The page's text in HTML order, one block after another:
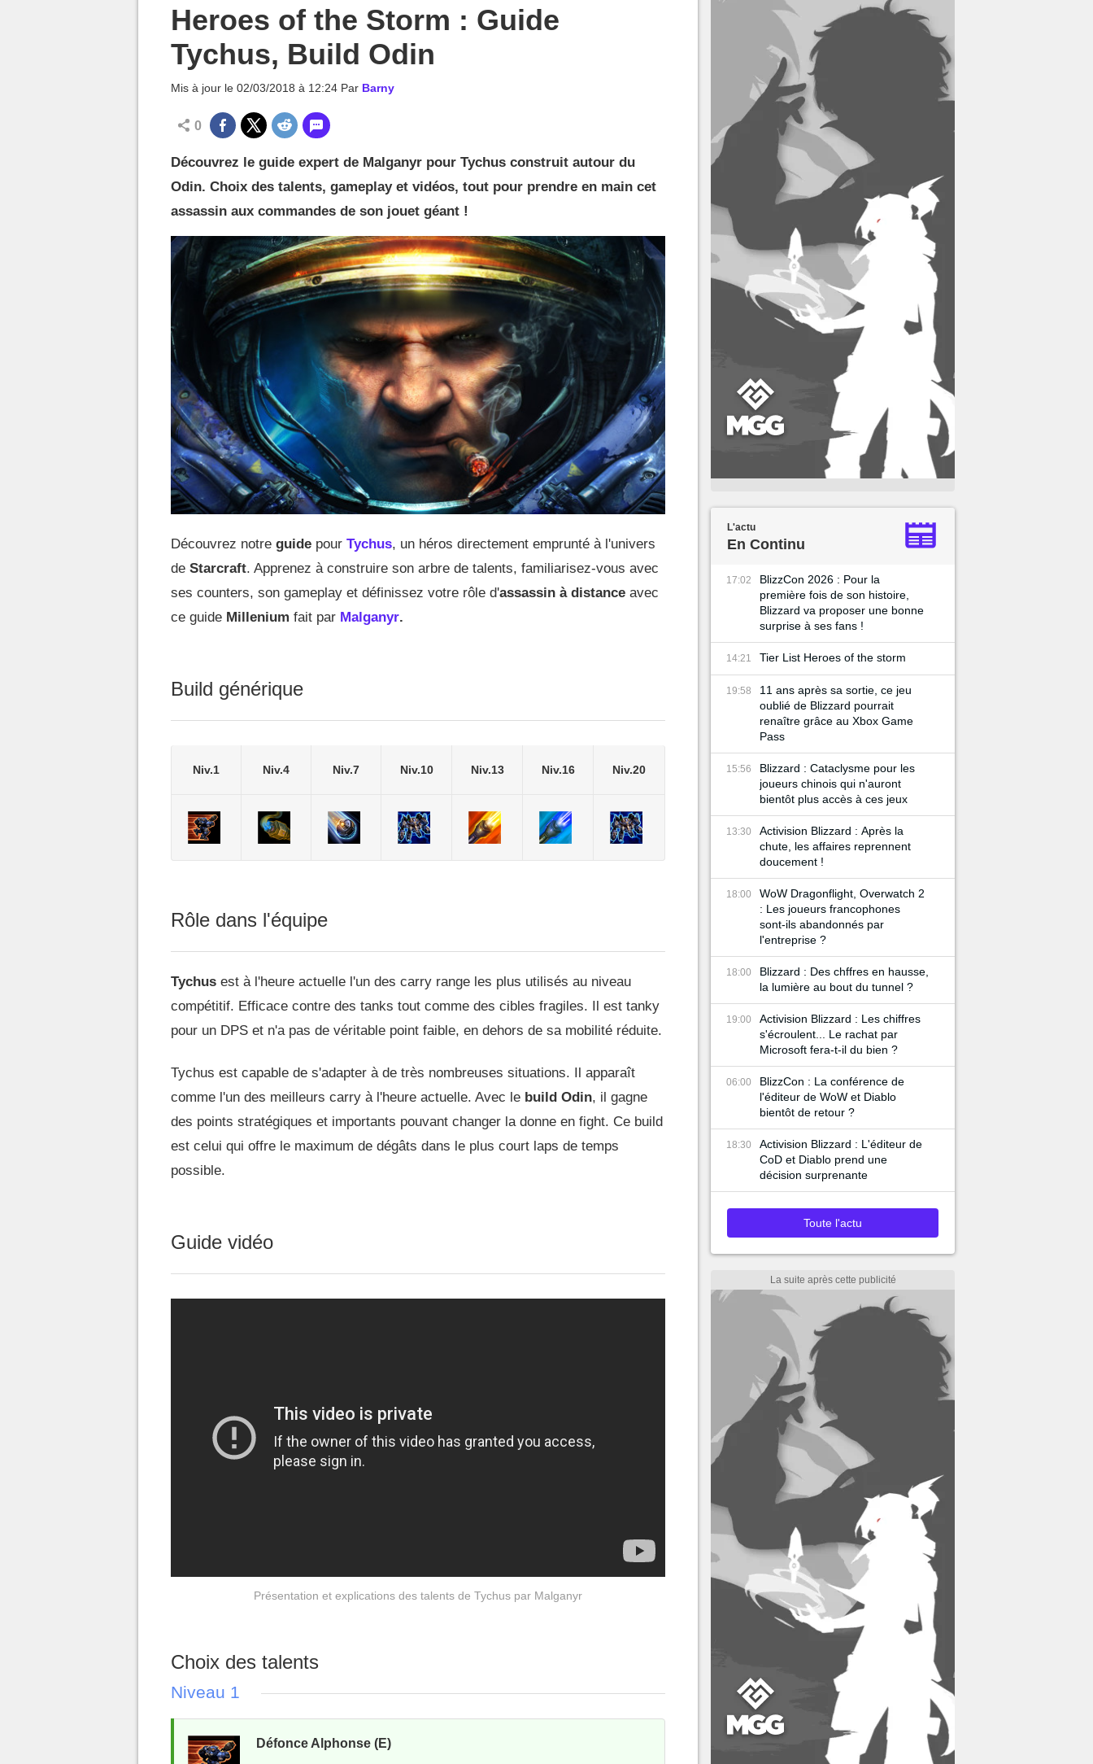
Heroes of the Storm : Guide
Tychus, Build Odin
Mis à jour le 02/03/2018 à 12:24 Par Barny
0
Découvrez le guide expert de Malganyr pour Tychus construit autour du
Odin. Choix des talents, gameplay et vidéos, tout pour prendre en main cet
assassin aux commandes de son jouet géant !
Découvrez notre guide pour Tychus, un héros directement emprunté à l'univers
de Starcraft. Apprenez à construire son arbre de talents, familiarisez-vous avec
ses counters, son gameplay et définissez votre rôle d'assassin à distance avec
ce guide Millenium fait par Malganyr.
Build générique
Niv.1 Niv.4 Niv.7 Niv.10 Niv.13 Niv.16 Niv.20
Rôle dans l'équipe
Tychus est à l'heure actuelle l'un des carry range les plus utilisés au niveau
compétitif. Efficace contre des tanks tout comme des cibles fragiles. Il est tanky
pour un DPS et n'a pas de véritable point faible, en dehors de sa mobilité réduite.
Tychus est capable de s'adapter à de très nombreuses situations. Il apparaît
comme l'un des meilleurs carry à l'heure actuelle. Avec le build Odin, il gagne
des points stratégiques et importants pouvant changer la donne en fight. Ce build
est celui qui offre le maximum de dégâts dans le plus court laps de temps
possible.
Guide vidéo
Présentation et explications des talents de Tychus par Malganyr
Choix des talents
Niveau 1
Défonce Alphonse (E)
L'actu
En Continu
17:02
BlizzCon 2026 : Pour la
première fois de son histoire,
Blizzard va proposer une bonne
surprise à ses fans !
14:21 Tier List Heroes of the storm
19:58
11 ans après sa sortie, ce jeu
oublié de Blizzard pourrait
renaître grâce au Xbox Game
Pass
15:56
Blizzard : Cataclysme pour les
joueurs chinois qui n'auront
bientôt plus accès à ces jeux
13:30
Activision Blizzard : Après la
chute, les affaires reprennent
doucement !
18:00
WoW Dragonflight, Overwatch 2
: Les joueurs francophones
sont-ils abandonnés par
l'entreprise ?
18:00
Blizzard : Des chffres en hausse,
la lumière au bout du tunnel ?
19:00
Activision Blizzard : Les chiffres
s'écroulent... Le rachat par
Microsoft fera-t-il du bien ?
06:00
BlizzCon : La conférence de
l'éditeur de WoW et Diablo
bientôt de retour ?
18:30
Activision Blizzard : L'éditeur de
CoD et Diablo prend une
décision surprenante
Toute l'actu